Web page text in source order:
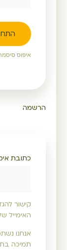
איפוס
הרשמה
כתובת
קישור
האימייל
אנחנו
תמיכה